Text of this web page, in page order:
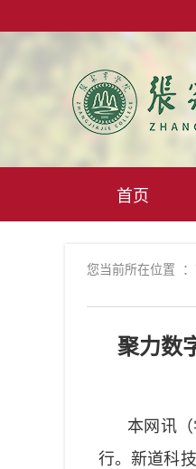
首页
您当前所在位置 ：
聚力数
本网讯
行。新道科